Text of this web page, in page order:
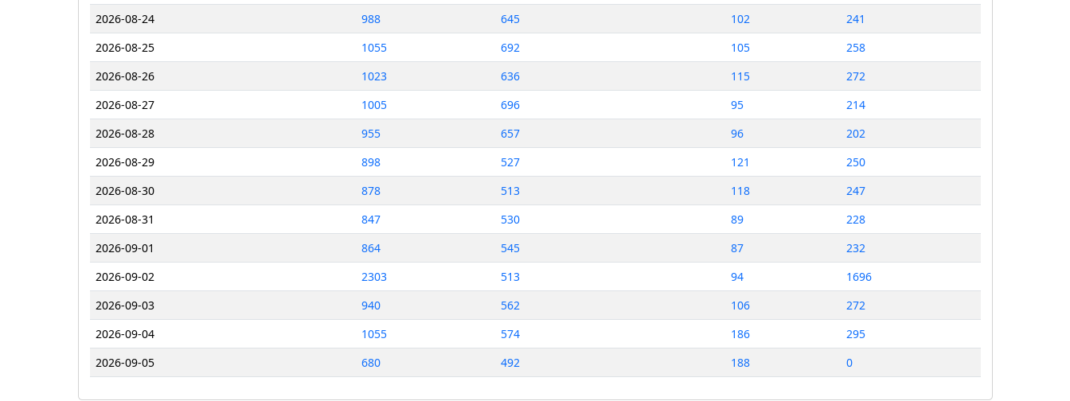
2026-08-24
988 645 102
241
2026-08-25
1055 692 105
258
2026-08-26
1023 636 115
272
2026-08-27
1005 696 95
214
2026-08-28
955 657 96
202
2026-08-29
898 527 121
250
2026-08-30
878 513 118
247
2026-08-31
847 530 89
228
2026-09-01
864 545 87
232
2026-09-02
2303 513 94
1696
2026-09-03
940 562 106
272
2026-09-04
1055 574 186
295
2026-09-05
680 492 188 0